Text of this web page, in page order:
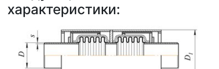
характеристики: